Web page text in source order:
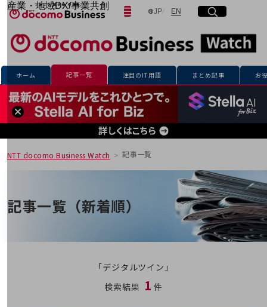
産業・地域DX/事業共創
OPEN HUB for Plural Futures
自律・分散・協調型社会の実現を目指し、
「社会可能性」を探究・実装する事業共創エコシステムです。
OPEN HUB for Plural Futuresとは
イベント/ウェビナー
記事コンテンツ
プレイヤー(カタリスト/パートナー企業)
事例
Smart World
産業・地域DXプラットフォーマーとして
企業と地域が持続成長する社会を目指します
Smart City
Smart Education
Smart Mobility
Smart Worksite
地域経済のさらなる活性化に取り組みます
自治体・地域社会との共創
LGPF(Local Government Platform)
JP日本語
ENEnglish
サイト内検索
開く
メニュー
開く
フリーワードを入力して探す
フリーワードでNTTドコモビジネスの
検索する
ホーム 記事一覧 注目のIT用語 まとめ記事 お
NTT docomo Business Watch 記事一覧
記事一覧（新着順）
「デジタルツイン」
検索結果 1 件